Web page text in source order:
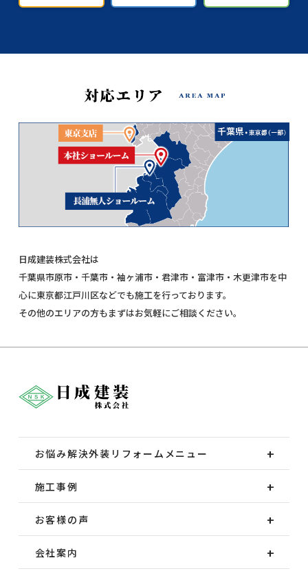
日成建装株式会社は
千葉県市原市・千葉市・袖ヶ浦市・君津市・富津市・木更津市を中
心に東京都江戸川区などでも施工を行っております。
その他のエリアの方もまずはお気軽にご相談ください。
お悩み解決外装 リフォームメニュー
施工事例
お客様の声
会社案内